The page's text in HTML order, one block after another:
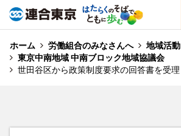
ホーム 労働組合のみなさんへ
地域活動
東京中南地域 中南ブロック地域協議会
世田谷区から政策制度要求の回答書を受理